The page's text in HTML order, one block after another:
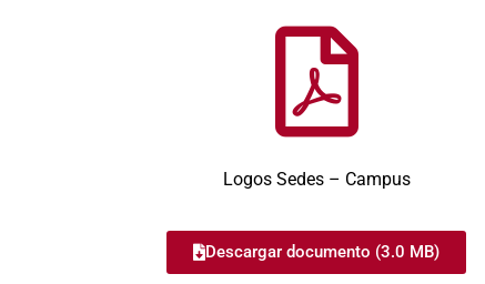
Logos Sedes – Campus
Descargar documento (3.0 MB)